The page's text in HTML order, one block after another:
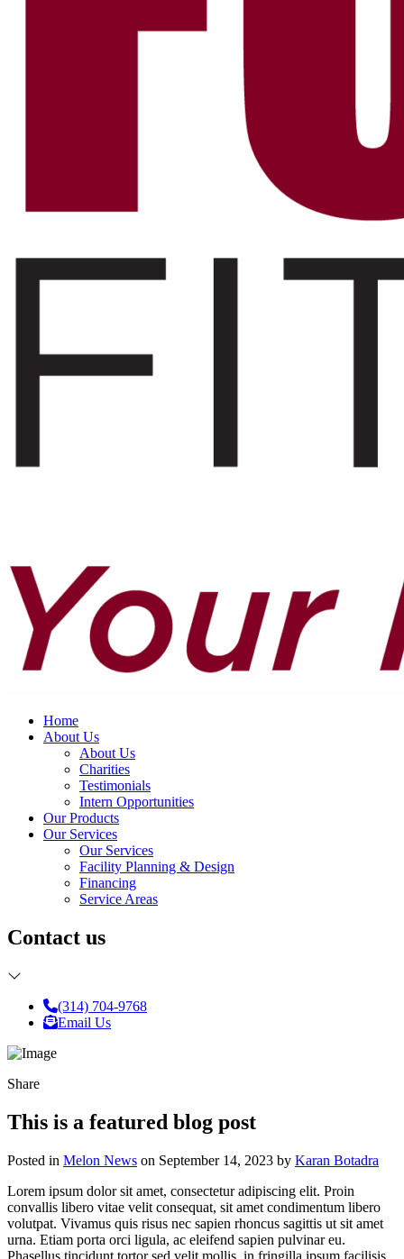
Home
About Us
About Us
Charities
Testimonials
Intern Opportunities
Our Products
Our Services
Our Services
Facility Planning & Design
Financing
Service Areas
Contact us
(314) 704-9768
Email Us
Share
This is a featured blog post
Posted in Melon News on September 14, 2023 by Karan Botadra
Lorem ipsum dolor sit amet, consectetur adipiscing elit. Proin
convallis libero vitae velit consequat, sit amet condimentum libero
volutpat. Vivamus quis risus nec sapien rhoncus sagittis ut sit amet
urna. Etiam porta orci ligula, ac eleifend sapien pulvinar eu.
Phasellus tincidunt tortor sed velit mollis, in fringilla ipsum facilisis.